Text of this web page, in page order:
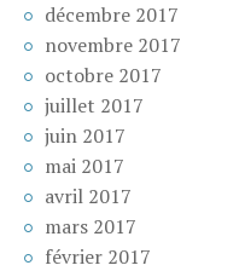
décembre 2017
novembre 2017
octobre 2017
juillet 2017
juin 2017
mai 2017
avril 2017
mars 2017
février 2017